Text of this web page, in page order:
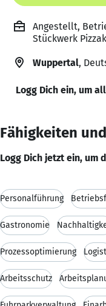
Angestellt,
Stückwerk
Wuppertal,
Logg Dich ein, um
Fähigkeiten
Logg Dich jetzt ein, um
Personalführung
Gastronomie
Prozessoptimierung
Arbeitsschutz